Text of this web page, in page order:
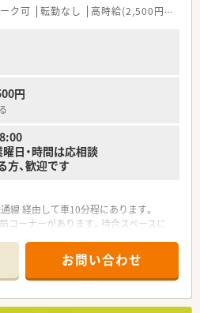
ク可 転勤なし 高時給(2,500円以上)
円
日・時間は応相談
、歓迎です
線 経由して車10分程にあります。
ーナーがあります。待合スペースに
の販売は調剤室にて行っていますので、
業務の幅を広げていくこともできます。
手ドラッグストアチェーンです。
お問い合わせ